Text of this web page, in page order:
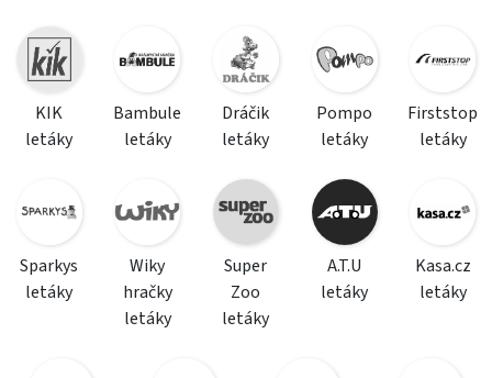
KIK
letáky
Bambule
letáky
Dráčik
letáky
Pompo
letáky
Firststop
letáky
Sparkys
letáky
Wiky
hračky
letáky
Super
Zoo
letáky
A.T.U
letáky
Kasa.cz
letáky